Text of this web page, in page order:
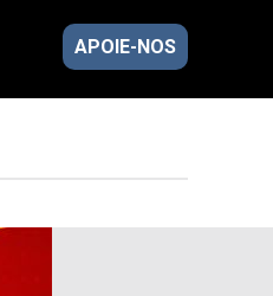
APOIE-NOS